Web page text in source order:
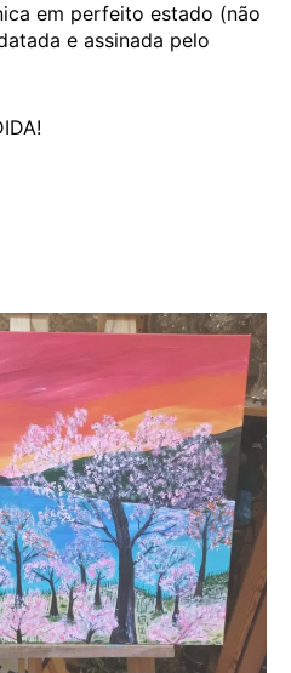
em perfeito estado (não
e assinada pelo